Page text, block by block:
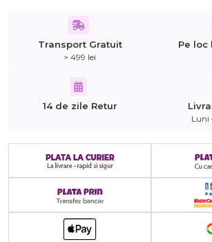
Transport Gratuit
> 499 lei
Pe loc
14 de zile Retur
Luni